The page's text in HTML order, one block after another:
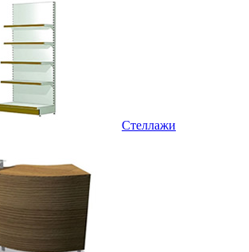
Стеллажи